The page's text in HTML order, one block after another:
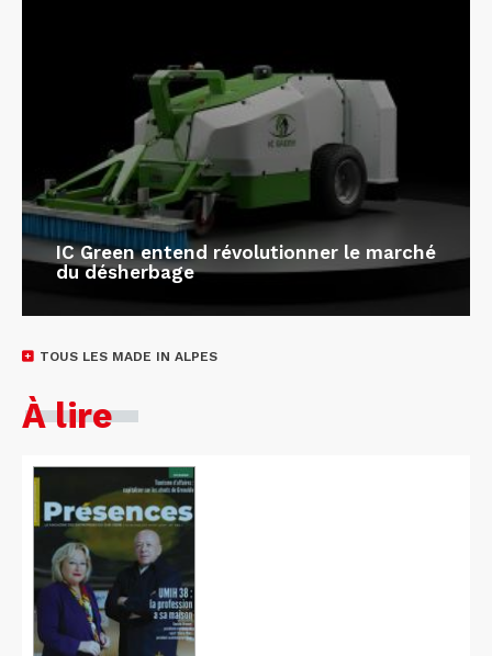
IC Green entend révolutionner le marché
du désherbage
TOUS LES MADE IN ALPES
À lire